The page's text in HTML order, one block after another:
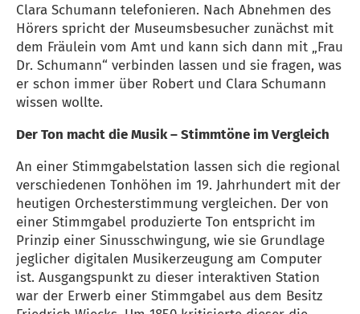
Clara Schumann telefonieren. Nach Abnehmen des
Hörers spricht der Museumsbesucher zunächst mit
dem Fräulein vom Amt und kann sich dann mit „Frau
Dr. Schumann“ verbinden lassen und sie fragen, was
er schon immer über Robert und Clara Schumann
wissen wollte.
Der Ton macht die Musik – Stimmtöne im Vergleich
An einer Stimmgabelstation lassen sich die regional
verschiedenen Tonhöhen im 19. Jahrhundert mit der
heutigen Orchesterstimmung vergleichen. Der von
einer Stimmgabel produzierte Ton entspricht im
Prinzip einer Sinusschwingung, wie sie Grundlage
jeglicher digitalen Musikerzeugung am Computer
ist. Ausgangspunkt zu dieser interaktiven Station
war der Erwerb einer Stimmgabel aus dem Besitz